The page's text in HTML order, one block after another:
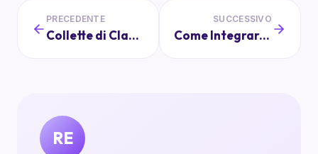
PRECEDENTE
Collette di Classe: Come Gestirle Senza Problemi
SUCCESSIVO
Come Integrare Attività Fisiche e Digitali per un Apprendimento Equilibrato
RE